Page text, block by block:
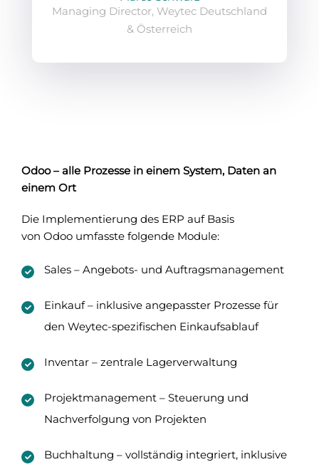
Managing Director, Weytec Deutschland
& Österreich
Odoo – alle Prozesse in einem System, Daten an
einem Ort
Die Implementierung des ERP auf Basis
von Odoo umfasste folgende Module:
Sales – Angebots- und Auftragsmanagement
Einkauf – inklusive angepasster Prozesse für
den Weytec-spezifischen Einkaufsablauf
Inventar – zentrale Lagerverwaltung
Projektmanagement – Steuerung und
Nachverfolgung von Projekten
Buchhaltung – vollständig integriert, inklusive